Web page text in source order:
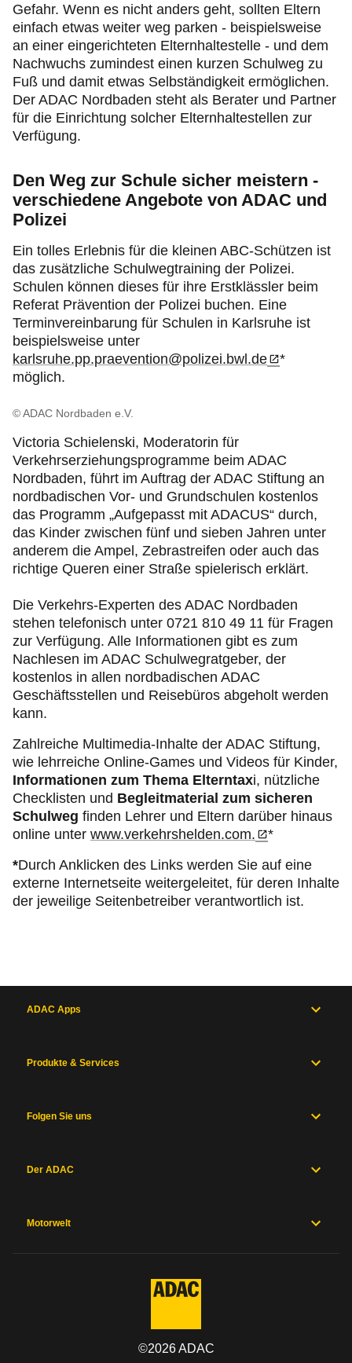
Gefahr. Wenn es nicht anders geht, sollten Eltern
einfach etwas weiter weg parken - beispielsweise
an einer eingerichteten Elternhaltestelle - und dem
Nachwuchs zumindest einen kurzen Schulweg zu
Fuß und damit etwas Selbständigkeit ermöglichen.
Der ADAC Nordbaden steht als Berater und Partner
für die Einrichtung solcher Elternhaltestellen zur
Verfügung.
Den Weg zur Schule sicher meistern -
verschiedene Angebote von ADAC und
Polizei
Ein tolles Erlebnis für die kleinen ABC-Schützen ist
das zusätzliche Schulwegtraining der Polizei.
Schulen können dieses für ihre Erstklässler beim
Referat Prävention der Polizei buchen. Eine
Terminvereinbarung für Schulen in Karlsruhe ist
beispielsweise unter
karlsruhe.pp.praevention@polizei.bwl.de
*
möglich.
© ADAC Nordbaden e.V.
Victoria Schielenski, Moderatorin für
Verkehrserziehungsprogramme beim ADAC
Nordbaden, führt im Auftrag der ADAC Stiftung an
nordbadischen Vor- und Grundschulen kostenlos
das Programm „Aufgepasst mit ADACUS“ durch,
das Kinder zwischen fünf und sieben Jahren unter
anderem die Ampel, Zebrastreifen oder auch das
richtige Queren einer Straße spielerisch erklärt.
Die Verkehrs-Experten des ADAC Nordbaden
stehen telefonisch unter 0721 810 49 11 für Fragen
zur Verfügung. Alle Informationen gibt es zum
Nachlesen im ADAC Schulwegratgeber, der
kostenlos in allen nordbadischen ADAC
Geschäftsstellen und Reisebüros abgeholt werden
kann.
Zahlreiche Multimedia-Inhalte der ADAC Stiftung,
wie lehrreiche Online-Games und Videos für Kinder,
Informationen zum Thema Elterntaxi, nützliche
Checklisten und Begleitmaterial zum sicheren
Schulweg finden Lehrer und Eltern darüber hinaus
online unter www.verkehrshelden.com.
*
*Durch Anklicken des Links werden Sie auf eine
externe Internetseite weitergeleitet, für deren Inhalte
der jeweilige Seitenbetreiber verantwortlich ist.
ADAC Apps
Produkte & Services
Folgen Sie uns
Der ADAC
Motorwelt
©2026ADAC